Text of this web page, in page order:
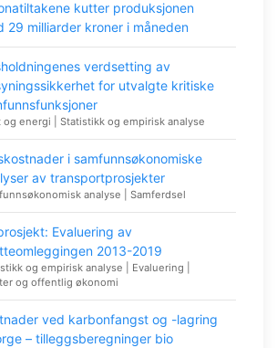
kutter produksjonen
29 milliarder kroner i måneden
verdsetting av
for utvalgte kritiske
og energi | Statistikk og empirisk analyse
i samfunnsøkonomiske
av transportprosjekter
analyse | Samferdsel
Evaluering av
2013-2019
og empirisk analyse | Evaluering |
og offentlig økonomi
ved karbonfangst og -lagring
– tilleggsberegninger bio